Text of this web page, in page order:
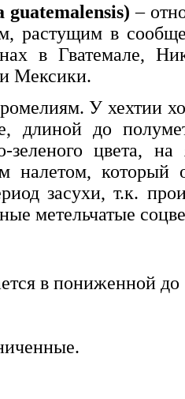
guatemalensis) –
растущим в
в Гватемале,
Мексики.
У хехтии
длиной до
цвета, на
налетом, который
засухи, т.к.
метельчатые
в пониженной до